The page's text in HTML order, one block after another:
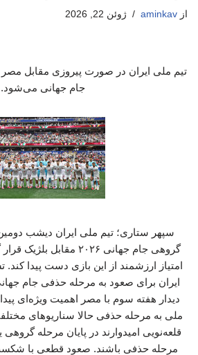
از aminkav ژوئن 22, 2026
تیم ملی ایران در صورت پیروزی مقابل
جام جهانی می‌شود.
سپهر ستاری؛ تیم ملی ایران دیشب
گروهی جام جهانی ۲۰۲۶
امتیاز ارزشمند از این بازی دست پیدا کند.
ایران برای صعود به مرحله حذفی جام
دیدار هفته سوم با مصر اهمیت ویژه‌ای
ملی به مرحله حذفی حالا سناریوهای
مرحله حذفی باشند. صعود قطعی با